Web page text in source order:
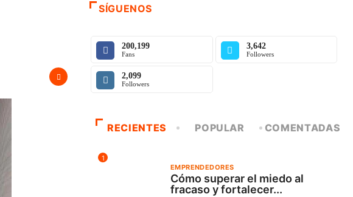
SÍGUENOS
200,199
Fans
3,642
Followers
2,099
Followers
RECIENTES POPULAR COMENTADAS
1
EMPRENDEDORES
Cómo superar el miedo al
fracaso y fortalecer...